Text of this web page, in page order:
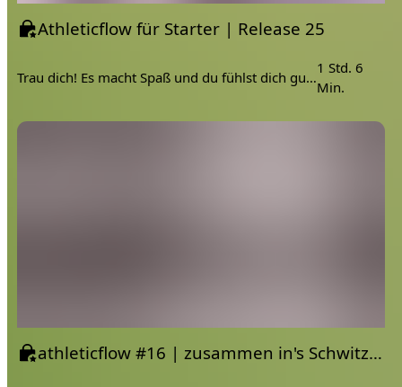
Athleticflow für Starter | Release 25
Trau dich! Es macht Spaß und du fühlst dich gut danach!
1 Std. 6
Min.
athleticflow #16 | zusammen in's Schwitzen kommen 🔥